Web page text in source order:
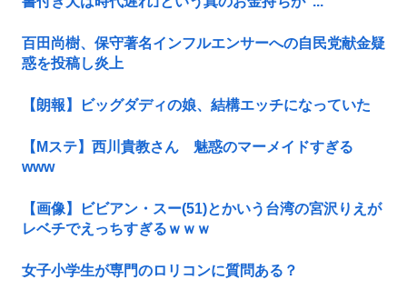
百田尚樹、保守著名インフルエンサーへの自民党献金疑
惑を投稿し炎上
【朗報】ビッグダディの娘、結構エッチになっていた
【Mステ】西川貴教さん 魅惑のマーメイドすぎる
www
【画像】ビビアン・スー(51)とかいう台湾の宮沢りえが
レベチでえっちすぎるｗｗｗ
女子小学生が専門のロリコンに質問ある？